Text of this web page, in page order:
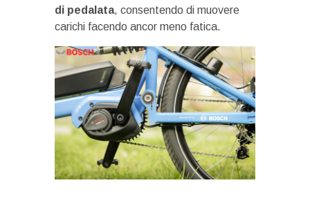
di pedalata, consentendo di muovere
carichi facendo ancor meno fatica.